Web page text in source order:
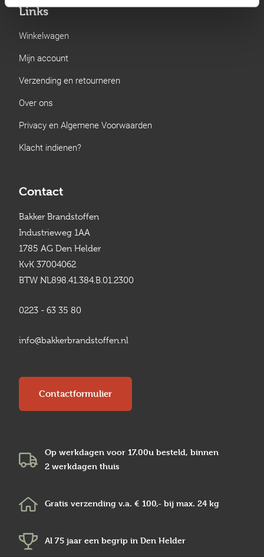
Links
Winkelwagen
Mijn account
Verzending en retourneren
Over ons
Privacy en Algemene Voorwaarden
Klacht indienen?
Contact
Bakker Brandstoffen
Industrieweg 1AA
1785 AG Den Helder
KvK 37004062
BTW NL898.41.384.B.01.2300
0223 - 63 35 80
info@bakkerbrandstoffen.nl
Contactformulier
Op werkdagen voor 17.00u besteld, binnen
2 werkdagen thuis
Gratis verzending v.a. € 100,- bij max. 24 kg
Al 75 jaar een begrip in Den Helder